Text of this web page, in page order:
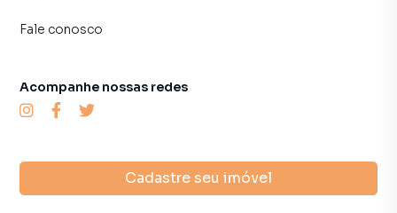
Fale conosco
Cadastre seu imóvel
Acompanhe nossas redes